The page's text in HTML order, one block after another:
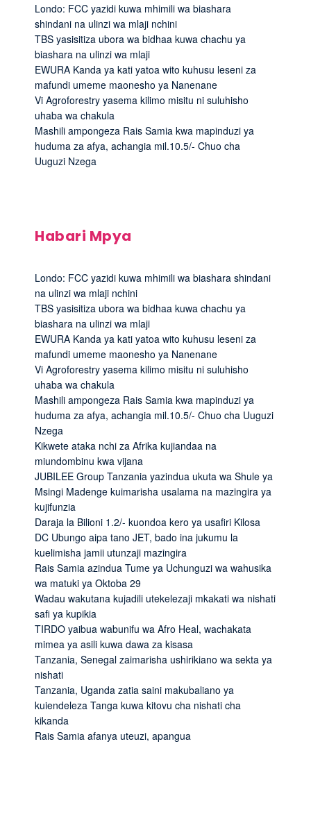
Londo: FCC yazidi kuwa mhimili wa biashara
shindani na ulinzi wa mlaji nchini
TBS yasisitiza ubora wa bidhaa kuwa chachu ya
biashara na ulinzi wa mlaji
EWURA Kanda ya kati yatoa wito kuhusu leseni za
mafundi umeme maonesho ya Nanenane
Vi Agroforestry yasema kilimo misitu ni suluhisho
uhaba wa chakula
Mashili ampongeza Rais Samia kwa mapinduzi ya
huduma za afya, achangia mil.10.5/- Chuo cha
Uuguzi Nzega
Habari Mpya
Londo: FCC yazidi kuwa mhimili wa biashara shindani
na ulinzi wa mlaji nchini
TBS yasisitiza ubora wa bidhaa kuwa chachu ya
biashara na ulinzi wa mlaji
EWURA Kanda ya kati yatoa wito kuhusu leseni za
mafundi umeme maonesho ya Nanenane
Vi Agroforestry yasema kilimo misitu ni suluhisho
uhaba wa chakula
Mashili ampongeza Rais Samia kwa mapinduzi ya
huduma za afya, achangia mil.10.5/- Chuo cha Uuguzi
Nzega
Kikwete ataka nchi za Afrika kujiandaa na
miundombinu kwa vijana
JUBILEE Group Tanzania yazindua ukuta wa Shule ya
Msingi Madenge kuimarisha usalama na mazingira ya
kujifunzia
Daraja la Bilioni 1.2/- kuondoa kero ya usafiri Kilosa
DC Ubungo aipa tano JET, bado ina jukumu la
kuelimisha jamii utunzaji mazingira
Rais Samia azindua Tume ya Uchunguzi wa wahusika
wa matuki ya Oktoba 29
Wadau wakutana kujadili utekelezaji mkakati wa nishati
safi ya kupikia
TIRDO yaibua wabunifu wa Afro Heal, wachakata
mimea ya asili kuwa dawa za kisasa
Tanzania, Senegal zaimarisha ushirikiano wa sekta ya
nishati
Tanzania, Uganda zatia saini makubaliano ya
kuiendeleza Tanga kuwa kitovu cha nishati cha
kikanda
Rais Samia afanya uteuzi, apangua